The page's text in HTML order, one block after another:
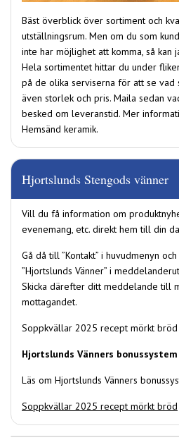
Bäst överblick över sortiment och
utställningsrum. Men om du som
inte har möjlighet att komma, så kan
Hela sortimentet hittar du under
på de olika serviserna för att se vad
även storlek och pris. Maila sedan
besked om leveranstid. Mer
Hemsänd keramik.
Hjortslunds Stengods vänner
Vill du få information om
evenemang, etc. direkt hem till din
Gå då till ”Kontakt” i huvudmenyn
”Hjortslunds Vänner” i
Skicka därefter ditt meddelande till
mottagandet.
Soppkvällar 2025 recept mörkt bröd
Hjortslunds Vänners bonussystem
Läs om Hjortslunds Vänners
Soppkvällar 2025 recept mörkt bröd